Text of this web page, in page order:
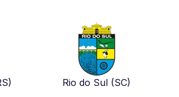
Rio do Sul (SC)